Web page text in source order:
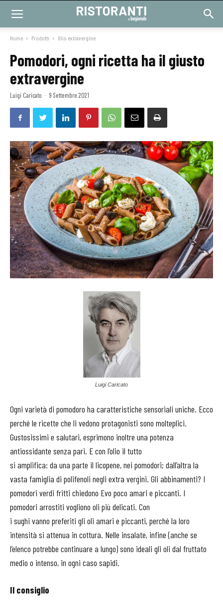
Home Prodotti Olio extravergine
Pomodori, ogni ricetta ha il giusto
extravergine
Luigi Caricato - 9 Settembre 2021
Luigi Caricato
Ogni varietà di pomodoro ha caratteristiche sensoriali uniche. Ecco
perché le ricette che li vedono protagonisti sono molteplici.
Gustosissimi e salutari, esprimono inoltre una potenza
antiossidante senza pari. E con l’olio il tutto
si amplifica: da una parte il licopene, nei pomodori; dall’altra la
vasta famiglia di polifenoli negli extra vergini. Gli abbinamenti? I
pomodori verdi fritti chiedono Evo poco amari e piccanti. I
pomodori arrostiti vogliono oli più delicati. Con
i sughi vanno preferiti gli oli amari e piccanti, perché la loro
intensità si attenua in cottura. Nelle insalate, infine (anche se
l’elenco potrebbe continuare a lungo) sono ideali gli oli dal fruttato
medio o intenso, in ogni caso sapidi.
Il consiglio